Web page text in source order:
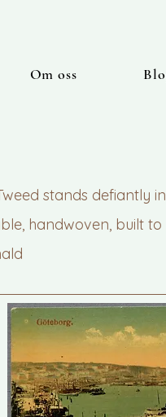
Om oss
stands defiantly
handwoven, built to